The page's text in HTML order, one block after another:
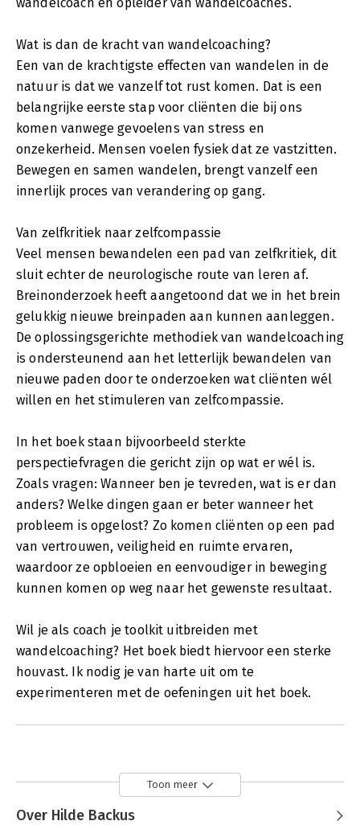
Wat is dan de kracht van wandelcoaching?
Een van de krachtigste effecten van wandelen in de
natuur is dat we vanzelf tot rust komen. Dat is een
belangrijke eerste stap voor cliënten die bij ons
komen vanwege gevoelens van stress en
onzekerheid. Mensen voelen fysiek dat ze vastzitten.
Bewegen en samen wandelen, brengt vanzelf een
innerlijk proces van verandering op gang.
Van zelfkritiek naar zelfcompassie
Veel mensen bewandelen een pad van zelfkritiek, dit
sluit echter de neurologische route van leren af.
Breinonderzoek heeft aangetoond dat we in het brein
gelukkig nieuwe breinpaden aan kunnen aanleggen.
De oplossingsgerichte methodiek van wandelcoaching
is ondersteunend aan het letterlijk bewandelen van
nieuwe paden door te onderzoeken wat cliënten wél
willen en het stimuleren van zelfcompassie.
In het boek staan bijvoorbeeld sterkte
perspectiefvragen die gericht zijn op wat er wél is.
Zoals vragen: Wanneer ben je tevreden, wat is er dan
anders? Welke dingen gaan er beter wanneer het
probleem is opgelost? Zo komen cliënten op een pad
van vertrouwen, veiligheid en ruimte ervaren,
waardoor ze opbloeien en eenvoudiger in beweging
kunnen komen op weg naar het gewenste resultaat.
Wil je als coach je toolkit uitbreiden met
wandelcoaching? Het boek biedt hiervoor een sterke
houvast. Ik nodig je van harte uit om te
experimenteren met de oefeningen uit het boek.
Toon meer
Over Hilde Backus